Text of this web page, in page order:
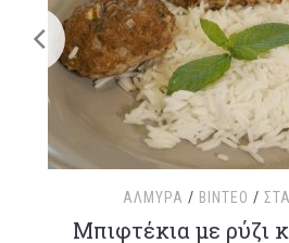
ΑΛΜΥΡΆ / ΒΊΝΤΕΟ /
Μπιφτέκια με ρύζι